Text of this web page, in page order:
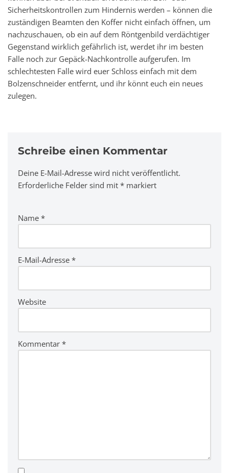
Sicherheitskontrollen zum Hindernis werden – können die
zuständigen Beamten den Koffer nicht einfach öffnen, um
nachzuschauen, ob ein auf dem Röntgenbild verdächtiger
Gegenstand wirklich gefährlich ist, werdet ihr im besten
Falle noch zur Gepäck-Nachkontrolle aufgerufen. Im
schlechtesten Falle wird euer Schloss einfach mit dem
Bolzenschneider entfernt, und ihr könnt euch ein neues
zulegen.
Schreibe einen Kommentar
Deine E-Mail-Adresse wird nicht veröffentlicht.
Erforderliche Felder sind mit * markiert
Name *
E-Mail-Adresse *
Website
Kommentar *
A
lt
n
ti
v